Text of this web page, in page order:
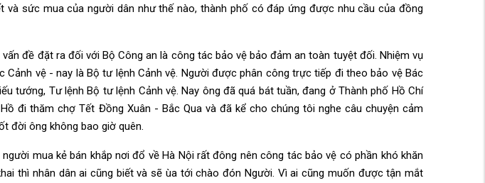
và sức mua của người dân như thế nào, thành phố có đáp ứng được nhu cầu của đồng
đề đặt ra đối với Bộ Công an là công tác bảo vệ bảo đảm an toàn tuyệt đối. Nhiệm vụ
Cảnh vệ - nay là Bộ tư lệnh Cảnh vệ. Người được phân công trực tiếp đi theo bảo vệ Bác
tướng, Tư lệnh Bộ tư lệnh Cảnh vệ. Nay ông đã quá bát tuần, đang ở Thành phố Hồ Chí
đi thăm chợ Tết Đồng Xuân - Bắc Qua và đã kể cho chúng tôi nghe câu chuyện cảm
đời ông không bao giờ quên.
mua kẻ bán khắp nơi đổ về Hà Nội rất đông nên công tác bảo vệ có phần khó khăn
thì nhân dân ai cũng biết và sẽ ùa tới chào đón Người. Vì ai cũng muốn được tận mắt